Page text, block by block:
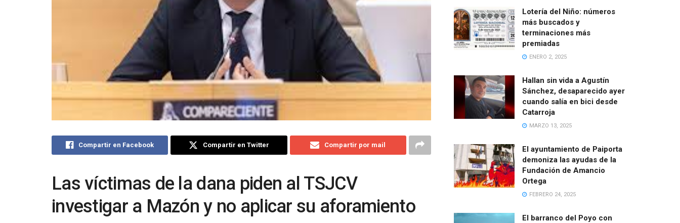
Compartir en Facebook Compartir en Twitter Compartir por mail
Las víctimas de la dana piden al TSJCV
investigar a Mazón y no aplicar su aforamiento
Lotería del Niño: números
más buscados y
terminaciones más
premiadas
ENERO 2, 2025
Hallan sin vida a Agustín
Sánchez, desaparecido ayer
cuando salía en bici desde
Catarroja
MARZO 13, 2025
El ayuntamiento de Paiporta
demoniza las ayudas de la
Fundación de Amancio
Ortega
FEBRERO 24, 2025
El barranco del Poyo con